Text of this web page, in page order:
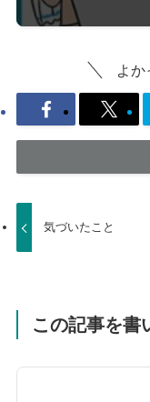
よか
気づいたこと
この記事を書